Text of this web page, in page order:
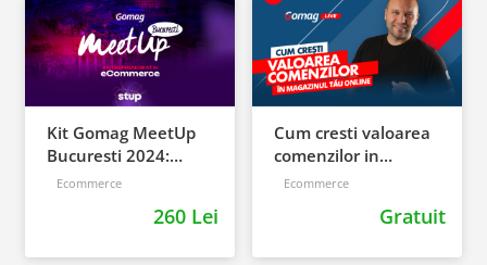
Kit Gomag MeetUp
Bucuresti 2024:
inregistrari +
Ecommerce
260 Lei
Cum cresti valoarea
comenzilor in
magazinul tau
Ecommerce
Gratuit